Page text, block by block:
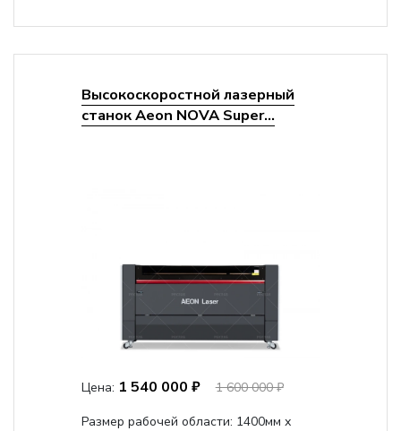
Высокоскоростной лазерный
станок Aeon NOVA Super...
Цена: 1 540 000 ₽
1 600 000 ₽
Размер рабочей области: 1400мм х